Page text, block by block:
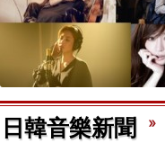
日韓音樂新聞